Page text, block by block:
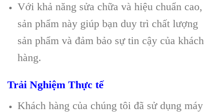
Với khả năng sửa chữa và hiệu chuẩn cao,
sản phẩm này giúp bạn duy trì chất lượng
sản phẩm và đảm bảo sự tin cậy của khách
hàng.
Trải Nghiệm Thực tế
Khách hàng của chúng tôi đã sử dụng máy